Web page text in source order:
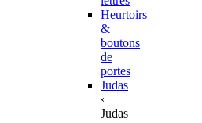
Heurtoirs
&
boutons
de
portes
Judas
‹
Judas